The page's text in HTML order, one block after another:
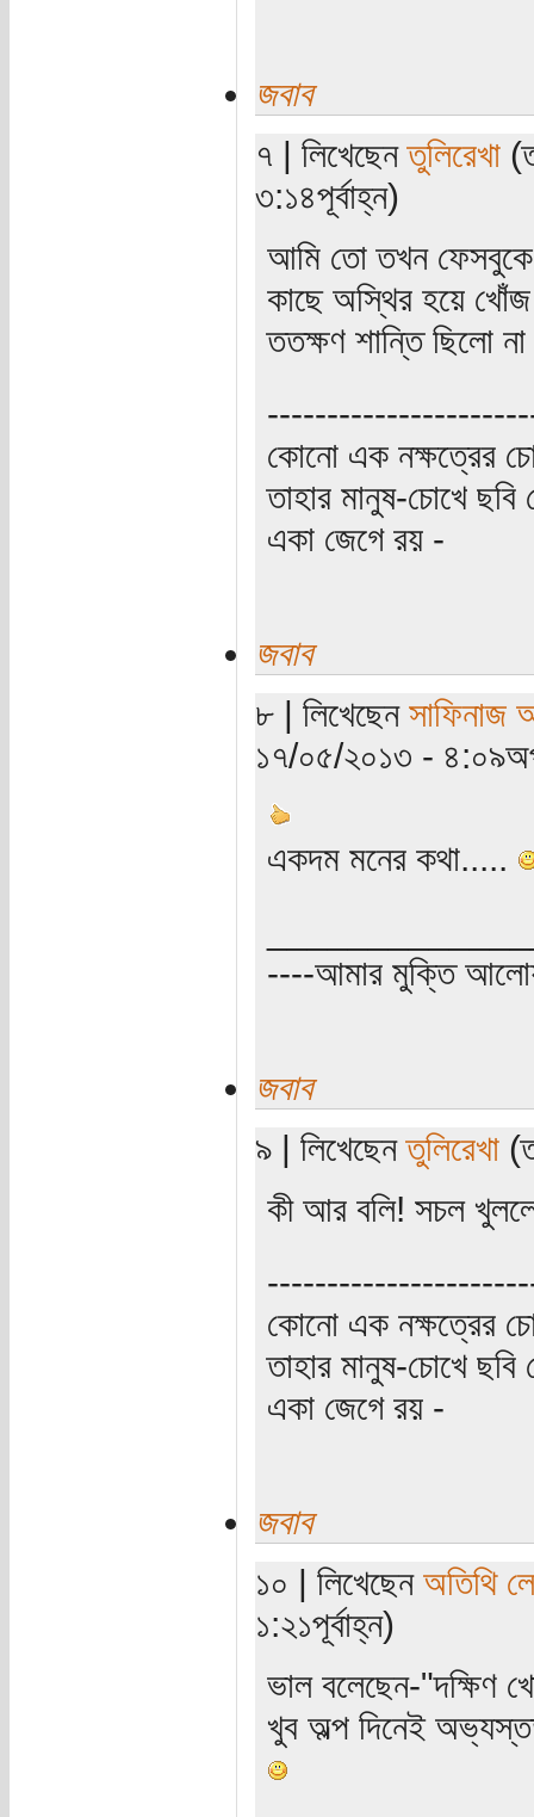
জবাব
৭ | লিখেছেনতুলিরেখা
৩:১৪পূর্বাহ্ন)
আমি তো তখন ফেসবুকে,
কাছে অস্থির হয়ে খোঁজ
ততক্ষণ শান্তি ছিলো
কোনো এক নক্ষত্রের
তাহার মানুষ-চোখে ছবি
একা জেগে রয় -
জবাব
৮ | লিখেছেন সাফিনাজ
১৭/০৫/২০১৩ -
একদম মনের কথা.....
----আমার মুক্তি
জবাব
৯ | লিখেছেনতুলিরেখা
কী আর বলি! সচল
কোনো এক নক্ষত্রের
তাহার মানুষ-চোখে ছবি
একা জেগে রয় -
জবাব
১০ | লিখেছেন অতিথি
১:২১পূর্বাহ্ন)
ভাল বলেছেন-"দক্ষিণ
খুব অল্প দিনেই